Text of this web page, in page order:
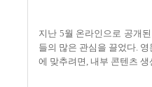
지난 5월 온라인으로 공개된
들의 많은 관심을 끌었다. 영
에 맞추려면 , 내부 콘텐츠